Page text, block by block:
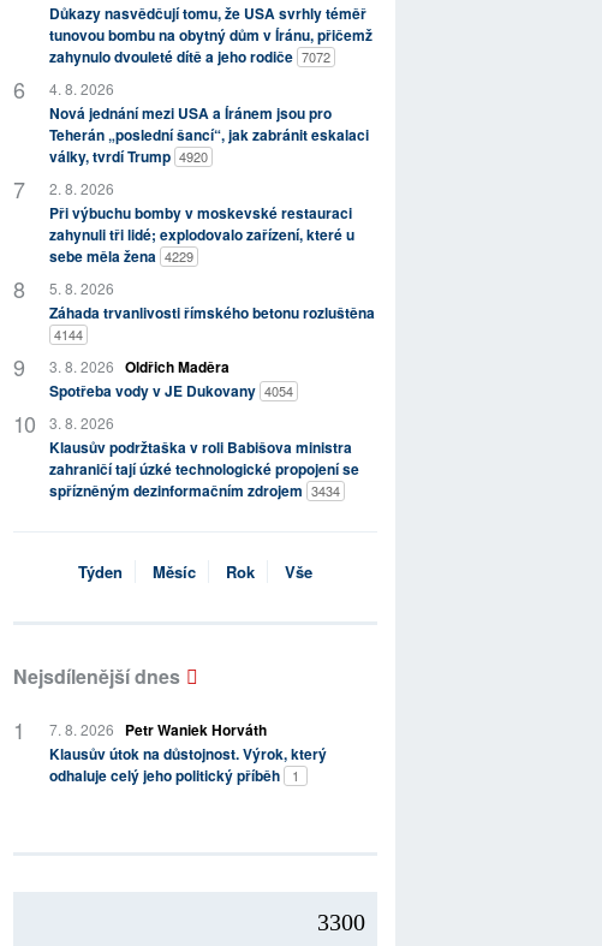
Důkazy nasvědčují tomu, že USA svrhly téměř
tunovou bombu na obytný dům v Íránu, přičemž
zahynulo dvouleté dítě a jeho rodiče 7072
4. 8. 2026
Nová jednání mezi USA a Íránem jsou pro
Teherán „poslední šancí“, jak zabránit eskalaci
války, tvrdí Trump 4920
2. 8. 2026
Při výbuchu bomby v moskevské restauraci
zahynuli tři lidé; explodovalo zařízení, které u
sebe měla žena 4229
5. 8. 2026
Záhada trvanlivosti římského betonu rozluštěna
4144
3. 8. 2026 Oldřich Maděra
Spotřeba vody v JE Dukovany 4054
3. 8. 2026
Klausův podržtaška v roli Babišova ministra
zahraničí tají úzké technologické propojení se
spřízněným dezinformačním zdrojem 3434
Týden Měsíc Rok Vše
Nejsdílenější dnes
7. 8. 2026
Petr Waniek Horváth
Klausův útok na důstojnost. Výrok, který
odhaluje celý jeho politický příběh
1
3300